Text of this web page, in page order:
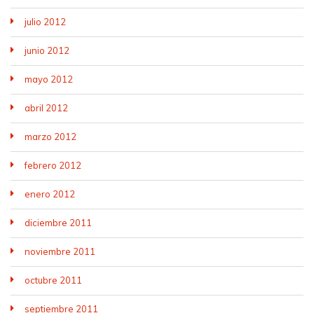
julio 2012
junio 2012
mayo 2012
abril 2012
marzo 2012
febrero 2012
enero 2012
diciembre 2011
noviembre 2011
octubre 2011
septiembre 2011